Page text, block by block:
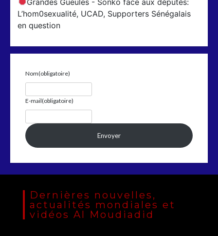
L’hom0sexualité, UCAD, Supporters Sénégalais
en question
Nom(obligatoire)
E-mail(obligatoire)
Envoyer
Dernières nouvelles,
actualités mondiales et
vidéos Al Moudiadid